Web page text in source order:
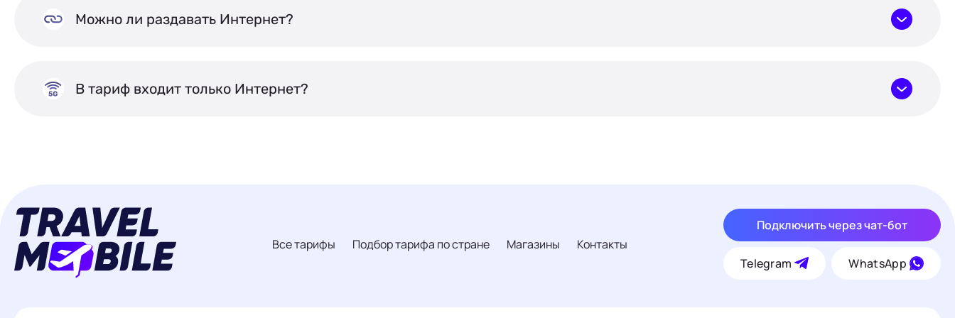
Можно ли раздавать Интернет?
В тариф входит только Интернет?
Все тарифы Подбор тарифа по стране Магазины Контакты
Подключить через чат-бот
Telegram WhatsApp